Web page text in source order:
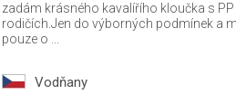
zadám krásného kavalířího kloučka s
rodičích.Jen do výborných podmínek a
pouze o ...
Vodňany